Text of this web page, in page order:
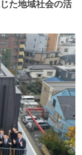
た地域社会の活